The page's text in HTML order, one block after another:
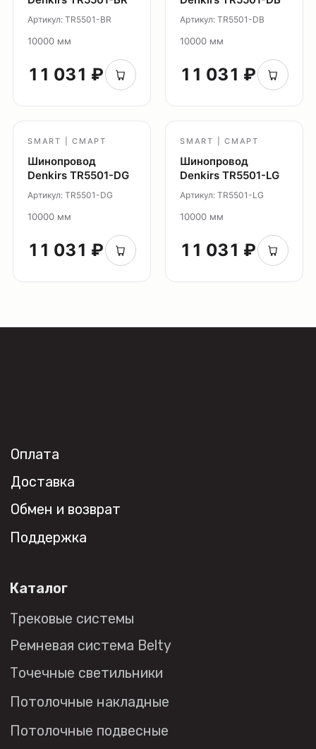
Артикул: TR5501-BR
10000 мм
11 031 ₽
Артикул: TR5501-DB
10000 мм
11 031 ₽
SMART | СМАРТ
Шинопровод
Denkirs TR5501-DG
Артикул: TR5501-DG
10000 мм
11 031 ₽
SMART | СМАРТ
Шинопровод
Denkirs TR5501-LG
Артикул: TR5501-LG
10000 мм
11 031 ₽
Каталог
Партнерам
Контакты
Новости
Главная
© 2026 DENKIRS
Все права защищены
Сотрудничество
Торговым компаниям
обработки персональных данных